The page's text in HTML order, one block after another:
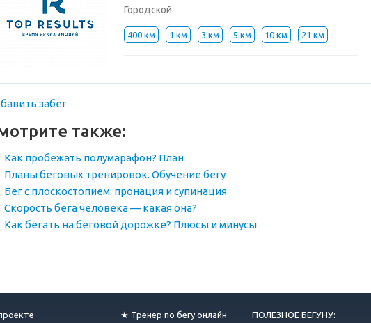
Городской
400 км 1 км 3 км 5 км 10 км 21 км
забег
также:
Как пробежать полумарафон? План
Планы беговых тренировок. Обучение бегу
Бег с плоскостопием: пронация и супинация
Скорость бега человека — какая она?
Как бегать на беговой дорожке? Плюсы и минусы
★ Тренер по бегу онлайн ПОЛЕЗНОЕ БЕГУНУ: